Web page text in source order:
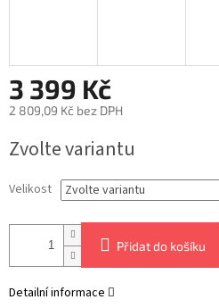
3 399 Kč
2 809,09 Kč bez DPH
cena:
Zvolte variantu
Velikost
Přidat do košíku
Detailní informace